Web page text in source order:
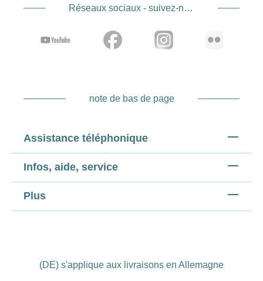
Réseaux sociaux - suivez-nous
note de bas de page
Assistance téléphonique
Infos, aide, service
Plus
(DE) s'applique aux livraisons en Allemagne